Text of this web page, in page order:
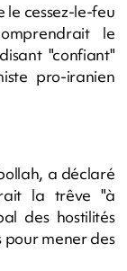
le cessez-le-feu
le
"confiant"
pro-iranien
a déclaré
la trêve "à
des hostilités
pour mener des